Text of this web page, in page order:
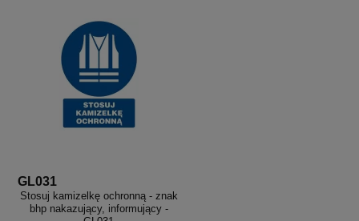
GL031
Stosuj kamizelkę ochronną - znak
bhp nakazujący, informujący -